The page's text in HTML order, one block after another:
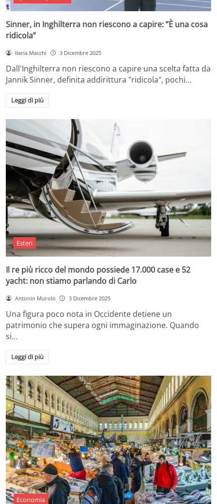
Sinner, in Inghilterra non riescono a capire: ”È una cosa
ridicola”
Ilaria Macchi 3 Dicembre 2025
Dall'Inghilterra non riescono a capire una scelta fatta da
Jannik Sinner, definita addirittura "ridicola", pochi…
Leggi di più
Esteri
Il re più ricco del mondo possiede 17.000 case e 52
yacht: non stiamo parlando di Carlo
Antonio Murolo 3 Dicembre 2025
Una figura poco nota in Occidente detiene un
patrimonio che supera ogni immaginazione. Quando
si…
Leggi di più
Economia